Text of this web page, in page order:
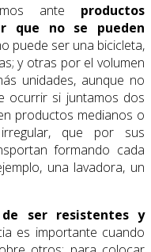
ante productos
que no se pueden
puede ser una bicicleta,
y otras por el volumen
unidades, aunque no
ocurrir si juntamos dos
productos medianos o
que por sus
formando cada
una lavadora, un
ser resistentes y
es importante cuando